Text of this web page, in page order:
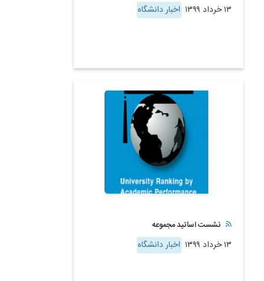
۱۳ خرداد ۱۳۹۹ اخبار دانشگاه
نشست اساتید مجموعه
۱۳ خرداد ۱۳۹۹ اخبار دانشگاه